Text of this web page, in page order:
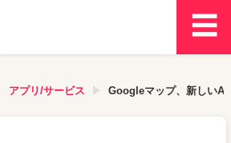
アプリ/サービス Googleマップ、新しい